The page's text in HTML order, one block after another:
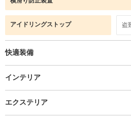
アイドリングストップ 盗
快適装備
インテリア
エクステリア